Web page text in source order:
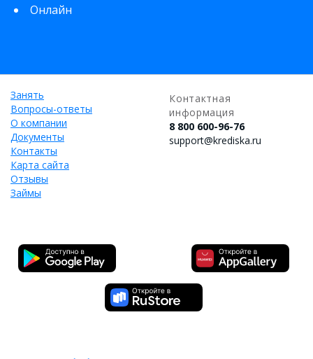
Онлайн
Занять
Вопросы-ответы
О компании
Документы
Контакты
Карта сайта
Отзывы
Займы
Контактная
информация
8 800 600-96-76
support@krediska.ru